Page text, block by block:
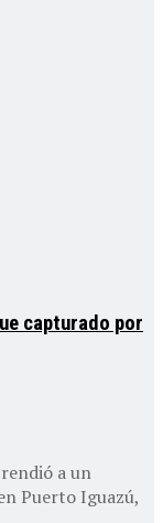
capturado por
a un
Puerto Iguazú,